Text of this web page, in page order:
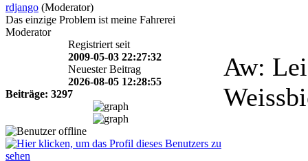
rdjango (Moderator)
Das einzige Problem ist meine Fahrerei
Moderator
Registriert seit
2009-05-03 22:27:32
Neuester Beitrag
2026-08-05 12:28:55
Beiträge: 3297
Aw: